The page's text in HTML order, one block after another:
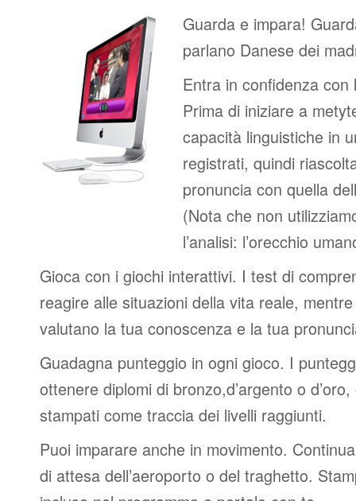
Guarda e impara!
parlano Danese dei
Entra in confidenza
Prima di iniziare a
capacità linguistiche in
registrati, quindi
pronuncia con quella
(Nota che non
l’analisi: l’orecchio
Gioca con i giochi interattivi. I test di
reagire alle situazioni della vita reale,
valutano la tua conoscenza e la tua
Guadagna punteggio in ogni gioco. I
ottenere diplomi di bronzo,d’argento o
stampati come traccia dei livelli raggiunti.
Puoi imparare anche in movimento.
di attesa dell’aeroporto o del traghetto.